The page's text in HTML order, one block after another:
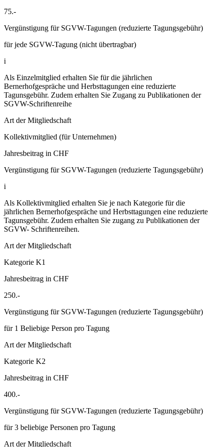
75.-
Vergünstigung für SGVW-Tagungen (reduzierte Tagungsgebühr)
für jede SGVW-Tagung (nicht übertragbar)
i
Als Einzelmitglied erhalten Sie für die jährlichen
Bernerhofgespräche und Herbsttagungen eine reduzierte
Tagunsgebühr. Zudem erhalten Sie Zugang zu Publikationen der
SGVW-Schriftenreihe
Art der Mitgliedschaft
Kollektivmitglied (für Unternehmen)
Jahresbeitrag in CHF
Vergünstigung für SGVW-Tagungen (reduzierte Tagungsgebühr)
i
Als Kollektivmitglied erhalten Sie je nach Kategorie für die
jährlichen Bernerhofgespräche und Herbsttagungen eine reduzierte
Tagunsgebühr. Zudem erhalten Sie zugang zu Publikationen der
SGVW- Schriftenreihen.
Art der Mitgliedschaft
Kategorie K1
Jahresbeitrag in CHF
250.-
Vergünstigung für SGVW-Tagungen (reduzierte Tagungsgebühr)
für 1 Beliebige Person pro Tagung
Art der Mitgliedschaft
Kategorie K2
Jahresbeitrag in CHF
400.-
Vergünstigung für SGVW-Tagungen (reduzierte Tagungsgebühr)
für 3 beliebige Personen pro Tagung
Art der Mitgliedschaft